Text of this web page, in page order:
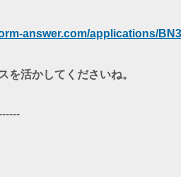
answer.com/applications/
を活かしてくださいね。